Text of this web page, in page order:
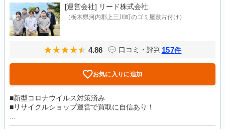
[運営会社] リード株式会社
（栃木県河内郡上三川町のゴミ屋敷片付け）
4.86 口コミ・評判 157件
お気に入りに追加
■新型コロナウイルス対策済み
■リサイクルショップ運営で買取に自信あり！